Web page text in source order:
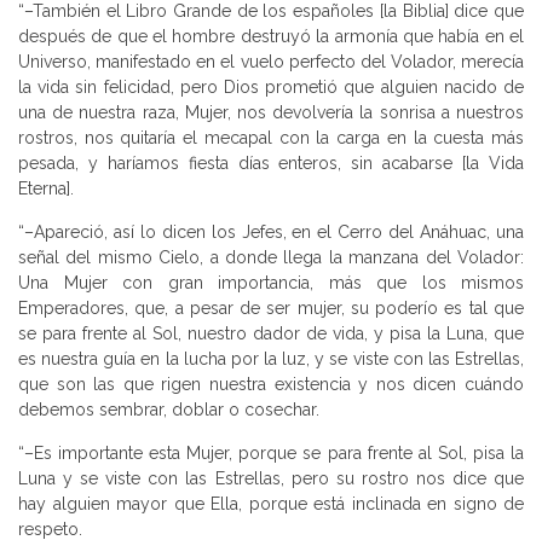
“–También el Libro Grande de los españoles [la Biblia] dice que
después de que el hombre destruyó la armonía que había en el
Universo, manifestado en el vuelo perfecto del Volador, merecía
la vida sin felicidad, pero Dios prometió que alguien nacido de
una de nuestra raza, Mujer, nos devolvería la sonrisa a nuestros
rostros, nos quitaría el mecapal con la carga en la cuesta más
pesada, y haríamos fiesta días enteros, sin acabarse [la Vida
Eterna].
“–Apareció, así lo dicen los Jefes, en el Cerro del Anáhuac, una
señal del mismo Cielo, a donde llega la manzana del Volador:
Una Mujer con gran importancia, más que los mismos
Emperadores, que, a pesar de ser mujer, su poderío es tal que
se para frente al Sol, nuestro dador de vida, y pisa la Luna, que
es nuestra guía en la lucha por la luz, y se viste con las Estrellas,
que son las que rigen nuestra existencia y nos dicen cuándo
debemos sembrar, doblar o cosechar.
“–Es importante esta Mujer, porque se para frente al Sol, pisa la
Luna y se viste con las Estrellas, pero su rostro nos dice que
hay alguien mayor que Ella, porque está inclinada en signo de
respeto.